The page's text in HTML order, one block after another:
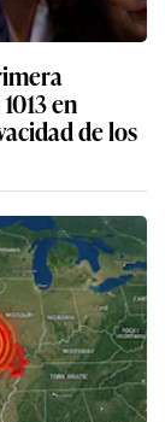
en
de los